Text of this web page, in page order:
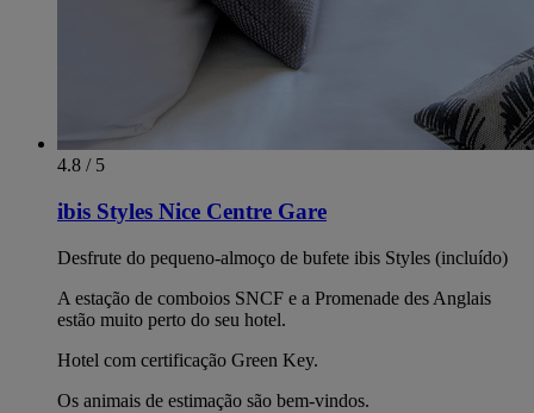
4.8 / 5
ibis Styles Nice Centre Gare
Desfrute do pequeno-almoço de bufete ibis Styles (incluído)
A estação de comboios SNCF e a Promenade des Anglais
estão muito perto do seu hotel.
Hotel com certificação Green Key.
Os animais de estimação são bem-vindos.